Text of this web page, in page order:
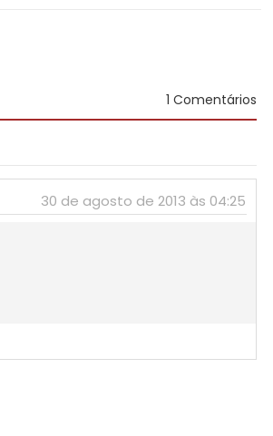
1 Comentários
30 de agosto de 2013 às 04:25